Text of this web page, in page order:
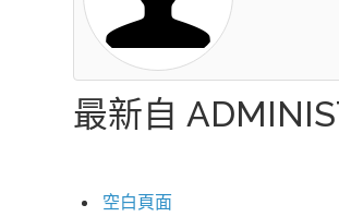
最新自
空白頁面